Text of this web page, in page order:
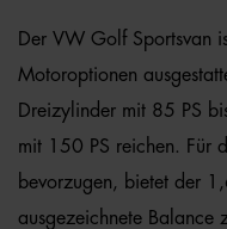
Der VW Golf Sportsvan
Motoroptionen
Dreizylinder mit 85 PS
mit 150 PS reichen. Für
bevorzugen, bietet der
ausgezeichnete Balance